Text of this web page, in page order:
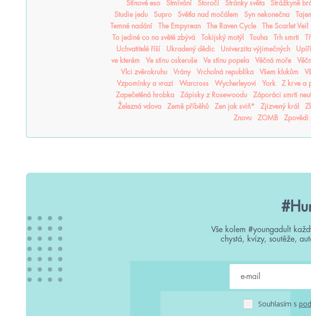
Stínové eso
Stmívání Storočí Stránky světa Strážkyně
Studie jedu
Supro Světla nad močálem Syn nekonečna
Temné nadání
The Empyrean The Raven Cycle The Scarlet Veil
To jediné co na světě zbývá
Tokijský motýl Touha Trh smrti
Uchvatitelé říší
Ukradený dědic Univerzita výjimečných
ve kterém
Ve stínu oskeruše Ve stínu popela Věčná moře
Vlci zvěrokruhu
Vrány Vrcholná republika Všem klukům
Vzpomínky a vrazi
Warcross Wycherleyovi York Z krve a
Zapečetěná hrobka
Zápisky z Rosewoodu Záporáci smrti
Železná vdova
Země příběhů Zen jak sviň* Zjizvený král
Znovu
ZOMB Zpovědi
Vše kolem #youngadult
chystá, kvízy, soutěže,
Souhlasím s